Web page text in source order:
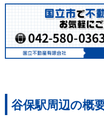
谷保駅周辺の概